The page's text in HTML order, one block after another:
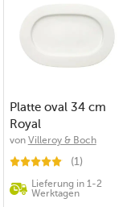
Platte oval 34 cm
Royal
von Villeroy & Boch
(1)
Lieferung in 1-2
Werktagen